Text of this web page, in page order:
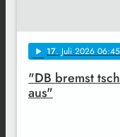
play_arrow 17. Juli 2026 06:45
"DB bremst
aus"